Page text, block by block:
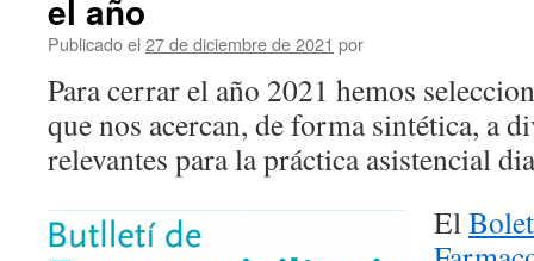
el año
Publicado el 27 de diciembre de 2021 por
Para cerrar el año 2021 hemos
que nos acercan, de forma sintética, a
relevantes para la práctica asistencial
El